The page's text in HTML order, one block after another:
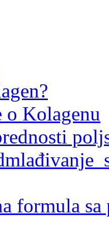
o Kolagenu
formula